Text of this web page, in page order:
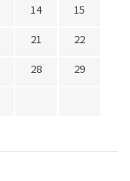
14
15
21
22
28
29